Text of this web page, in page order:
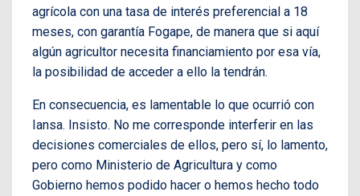
agrícola con una tasa de interés preferencial a 18
meses, con garantía Fogape, de manera que si aquí
algún agricultor necesita financiamiento por esa vía,
la posibilidad de acceder a ello la tendrán.
En consecuencia, es lamentable lo que ocurrió con
Iansa. Insisto. No me corresponde interferir en las
decisiones comerciales de ellos, pero sí, lo lamento,
pero como Ministerio de Agricultura y como
Gobierno hemos podido hacer o hemos hecho todo